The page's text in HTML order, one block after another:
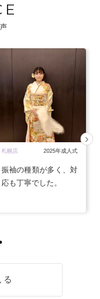
札幌店 2025年成人式
振袖の種類が多く、対
応も丁寧でした。